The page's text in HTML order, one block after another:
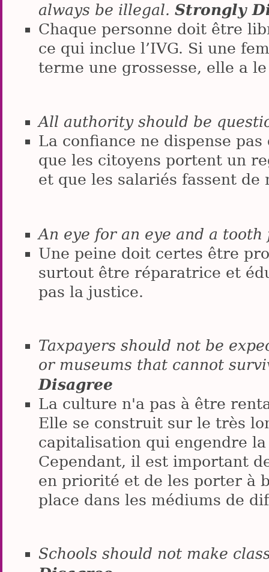
always be illegal. Strongly
Chaque personne doit être
ce qui inclue l’IVG. Si une
terme une grossesse, elle a
All authority should be
La confiance ne dispense
que les citoyens portent un
et que les salariés fassent
An eye for an eye and a
Une peine doit certes être
surtout être réparatrice et
pas la justice.
Taxpayers should not be
or museums that cannot
Disagree
La culture n'a pas à être
Elle se construit sur le très
capitalisation qui engendre
Cependant, il est important
en priorité et de les porter à
place dans les médiums de
Schools should not make